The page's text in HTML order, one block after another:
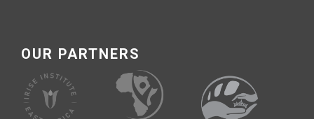
OUR PARTNERS